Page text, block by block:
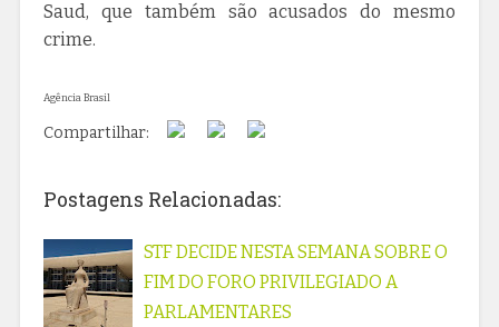
Saud, que também são acusados do mesmo
crime.
Agência Brasil
Compartilhar:
Postagens Relacionadas:
STF DECIDE NESTA SEMANA SOBRE O
FIM DO FORO PRIVILEGIADO A
PARLAMENTARES